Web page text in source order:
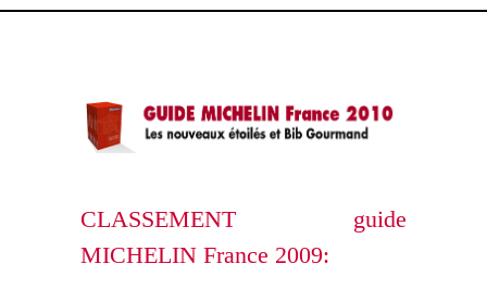
CLASSEMENT guide
MICHELIN France 2009: